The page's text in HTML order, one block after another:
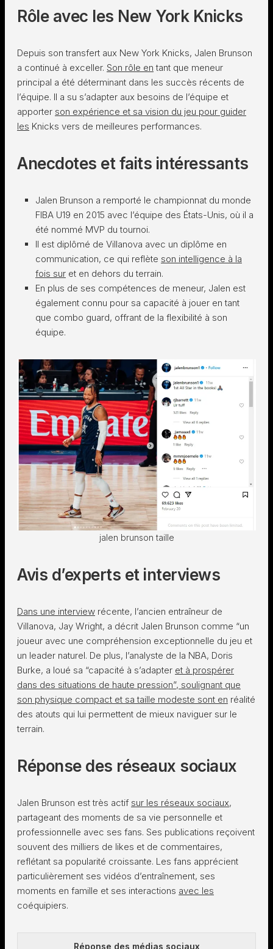
Rôle avec les New York Knicks
Depuis son transfert aux New York Knicks, Jalen Brunson
a continué à exceller. Son rôle en tant que meneur
principal a été déterminant dans les succès récents de
l’équipe. Il a su s’adapter aux besoins de l’équipe et
apporter son expérience et sa vision du jeu pour guider
les Knicks vers de meilleures performances.
Anecdotes et faits intéressants
Jalen Brunson a remporté le championnat du monde
FIBA U19 en 2015 avec l’équipe des États-Unis, où il a
été nommé MVP du tournoi.
Il est diplômé de Villanova avec un diplôme en
communication, ce qui reflète son intelligence à la
fois sur et en dehors du terrain.
En plus de ses compétences de meneur, Jalen est
également connu pour sa capacité à jouer en tant
que combo guard, offrant de la flexibilité à son
équipe.
jalen brunson taille
Avis d’experts et interviews
Dans une interview récente, l’ancien entraîneur de
Villanova, Jay Wright, a décrit Jalen Brunson comme “un
joueur avec une compréhension exceptionnelle du jeu et
un leader naturel. De plus, l’analyste de la NBA, Doris
Burke, a loué sa “capacité à s’adapter et à prospérer
dans des situations de haute pression”, soulignant que
son physique compact et sa taille modeste sont en réalité
des atouts qui lui permettent de mieux naviguer sur le
terrain.
Réponse des réseaux sociaux
Jalen Brunson est très actif sur les réseaux sociaux,
partageant des moments de sa vie personnelle et
professionnelle avec ses fans. Ses publications reçoivent
souvent des milliers de likes et de commentaires,
reflétant sa popularité croissante. Les fans apprécient
particulièrement ses vidéos d’entraînement, ses
moments en famille et ses interactions avec les
coéquipiers.
Réponse des médias sociaux